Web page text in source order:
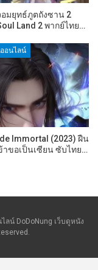
มยุทธ์ภูตถังซาน 2
Land 2 พากย์ไทย…
อนไลน์
Immortal (2023) ฝืน
ขอเป็นเซียน ซับไทย…
น์ DoDoNung เว็บดูหนัง